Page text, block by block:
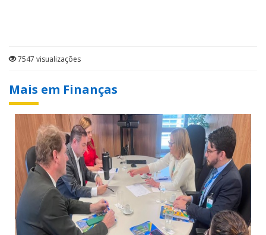
7547 visualizações
Mais em Finanças